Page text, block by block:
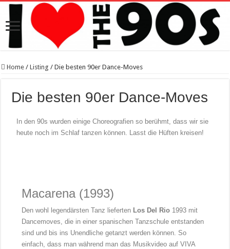
Home / Listing / Die besten 90er Dance-Moves
Die besten 90er Dance-Moves
In den 90s wurden einige Choreografien so berühmt, dass wir sie
heute noch im Schlaf tanzen können. Lasst die Hüften kreisen!
Macarena (1993)
Den wohl legendärsten Tanz lieferten Los Del Rio 1993 mit
Dancemoves, die in einer spanischen Tanzschule entstanden
sind und bis ins Unendliche getanzt werden können. So
einfach, dass man während man das Musikvideo auf VIVA